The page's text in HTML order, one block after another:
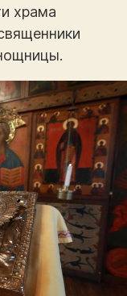
храма